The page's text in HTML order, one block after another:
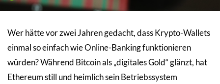
Wer hätte vor zwei Jahren gedacht, dass Krypto-Wallets
einmal so einfach wie Online-Banking funktionieren
würden? Während Bitcoin als „digitales Gold“ glänzt, hat
Ethereum still und heimlich sein Betriebssystem